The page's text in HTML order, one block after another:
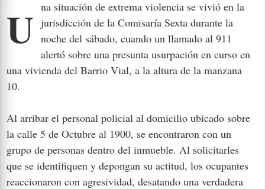
Una situación de extrema violencia se vivió en la jurisdicción de la Comisaría Sexta durante la
noche del sábado, cuando un llamado al 911
alertó sobre una presunta usurpación en curso en
una vivienda del Barrio Vial, a la altura de la manzana
10.
Al arribar el personal policial al domicilio ubicado sobre
la calle 5 de Octubre al 1900, se encontraron con un
grupo de personas dentro del inmueble. Al solicitarles
que se identifiquen y depongan su actitud, los ocupantes
reaccionaron con agresividad, desatando una verdadera